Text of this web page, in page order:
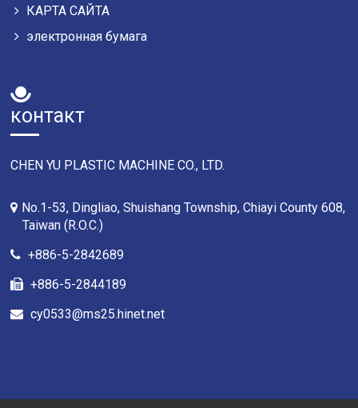
КАРТА САЙТА
электронная бумага
контакт
CHEN YU PLASTIC MACHINE CO., LTD.
No.1-53, Dingliao, Shuishang Township, Chiayi County 608,
Taiwan (R.O.C.)
+886-5-2842689
+886-5-2844189
cy0533@ms25.hinet.net